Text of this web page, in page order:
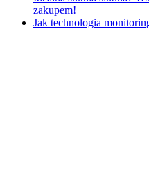
zakupem!
Jak technologia